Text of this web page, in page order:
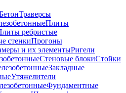
Траверсы
Плиты
ребристые
стенкиПрогоны
и их элементыРигели
Стеновые блокиСтойки
Закладные
Утяжелители
Фундаментные